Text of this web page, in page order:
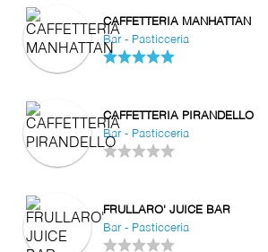
CAFFETTERIA MANHATTAN
Bar - Pasticceria
CAFFETTERIA PIRANDELLO
Bar - Pasticceria
FRULLARO' JUICE BAR
Bar - Pasticceria